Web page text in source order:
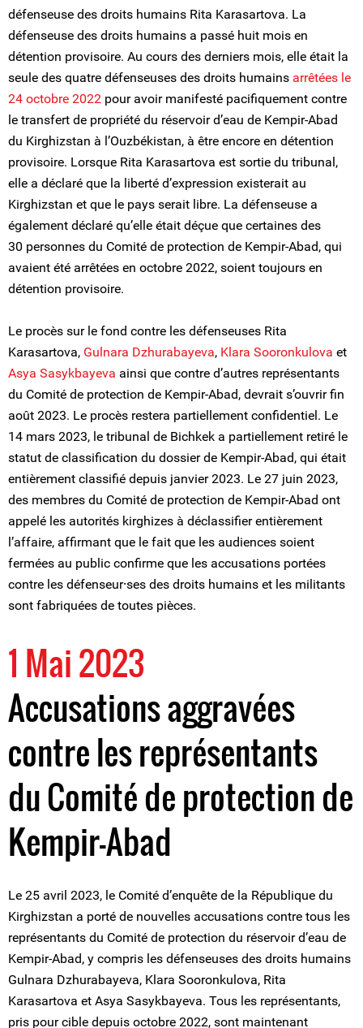
défenseuse des droits humains Rita Karasartova. La
défenseuse des droits humains a passé huit mois en
détention provisoire. Au cours des derniers mois, elle était la
seule des quatre défenseuses des droits humains arrêtées le
24 octobre 2022 pour avoir manifesté pacifiquement contre
le transfert de propriété du réservoir d’eau de Kempir-Abad
du Kirghizstan à l’Ouzbékistan, à être encore en détention
provisoire. Lorsque Rita Karasartova est sortie du tribunal,
elle a déclaré que la liberté d’expression existerait au
Kirghizstan et que le pays serait libre. La défenseuse a
également déclaré qu’elle était déçue que certaines des
30 personnes du Comité de protection de Kempir-Abad, qui
avaient été arrêtées en octobre 2022, soient toujours en
détention provisoire.
Le procès sur le fond contre les défenseuses Rita
Karasartova, Gulnara Dzhurabayeva, Klara Sooronkulova et
Asya Sasykbayeva ainsi que contre d’autres représentants
du Comité de protection de Kempir-Abad, devrait s’ouvrir fin
août 2023. Le procès restera partiellement confidentiel. Le
14 mars 2023, le tribunal de Bichkek a partiellement retiré le
statut de classification du dossier de Kempir-Abad, qui était
entièrement classifié depuis janvier 2023. Le 27 juin 2023,
des membres du Comité de protection de Kempir-Abad ont
appelé les autorités kirghizes à déclassifier entièrement
l’affaire, affirmant que le fait que les audiences soient
fermées au public confirme que les accusations portées
contre les défenseur⸱ses des droits humains et les militants
sont fabriquées de toutes pièces.
1 Mai 2023
Accusations aggravées
contre les représentants
du Comité de protection de
Kempir-Abad
Le 25 avril 2023, le Comité d’enquête de la République du
Kirghizstan a porté de nouvelles accusations contre tous les
représentants du Comité de protection du réservoir d’eau de
Kempir-Abad, y compris les défenseuses des droits humains
Gulnara Dzhurabayeva, Klara Sooronkulova, Rita
Karasartova et Asya Sasykbayeva. Tous les représentants,
pris pour cible depuis octobre 2022, sont maintenant